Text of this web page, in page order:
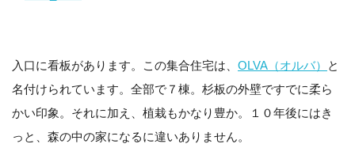
入口に看板があります。この集合住宅は、 OLVA（オルバ）
と
名付けられています。全部で７棟。杉板の外壁ですでに柔ら
かい印象。それに加え、植栽もかなり豊か。１０年後にはき
っと、森の中の家になるに違いありません。